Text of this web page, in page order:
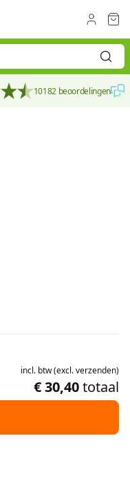
10182 beoordelingen
incl. btw(excl.verzenden)
€ 30,40totaal